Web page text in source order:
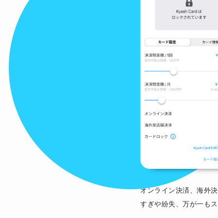
オンライン決済、海外
すぎや紛失、万が一も